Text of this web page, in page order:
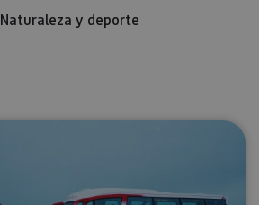
Naturaleza y deporte